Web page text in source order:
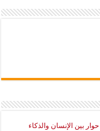
بين الإنسان والذكاء